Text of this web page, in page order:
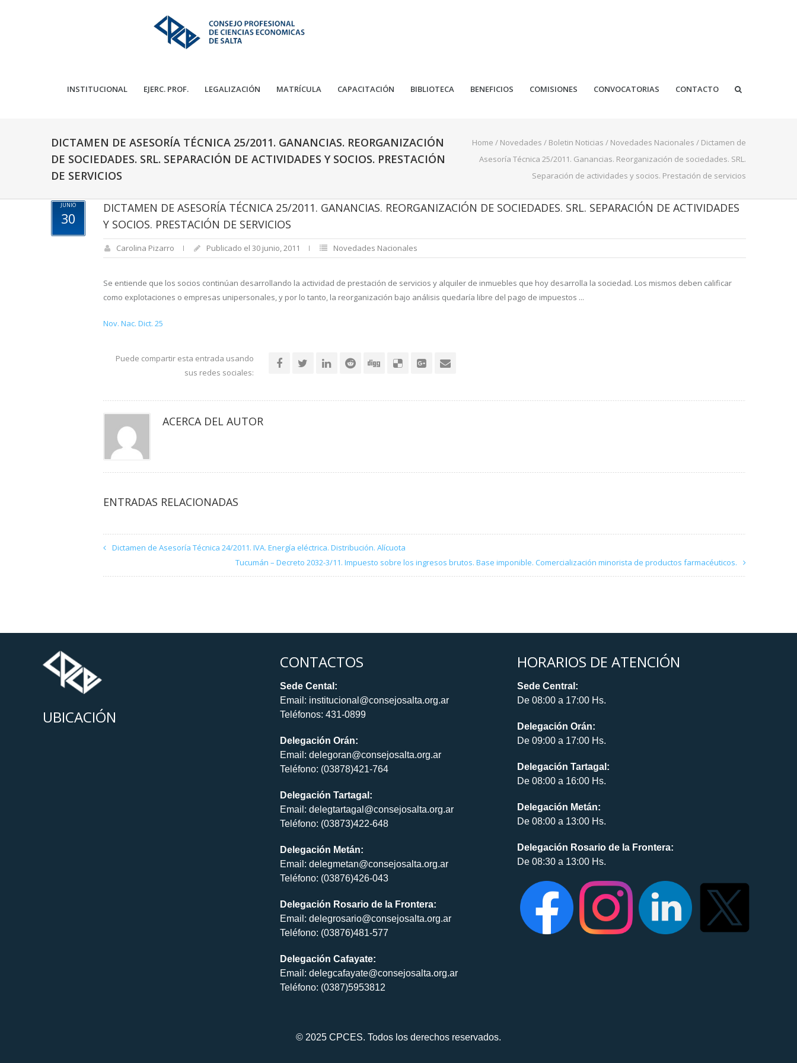
INSTITUCIONAL EJERC. PROF. LEGALIZACIÓN MATRÍCULA CAPACITACIÓN BIBLIOTECA BENEFICIOS COMISIONES CONVOCATORIAS CONTACTO
DICTAMEN DE ASESORÍA TÉCNICA 25/2011. GANANCIAS. REORGANIZACIÓN
DE SOCIEDADES. SRL. SEPARACIÓN DE ACTIVIDADES Y SOCIOS. PRESTACIÓN
DE SERVICIOS
Home / Novedades / Boletin Noticias / Novedades Nacionales / Dictamen de
Asesoría Técnica 25/2011. Ganancias. Reorganización de sociedades. SRL.
Separación de actividades y socios. Prestación de servicios
JUNIO
30
DICTAMEN DE ASESORÍA TÉCNICA 25/2011. GANANCIAS. REORGANIZACIÓN DE SOCIEDADES. SRL. SEPARACIÓN DE ACTIVIDADES
Y SOCIOS. PRESTACIÓN DE SERVICIOS
Carolina Pizarro Publicado el 30 junio, 2011 Novedades Nacionales
Se entiende que los socios continúan desarrollando la actividad de prestación de servicios y alquiler de inmuebles que hoy desarrolla la sociedad. Los mismos deben calificar
como explotaciones o empresas unipersonales, y por lo tanto, la reorganización bajo análisis quedaría libre del pago de impuestos ...
Nov. Nac. Dict. 25
Puede compartir esta entrada usando
sus redes sociales:
ACERCA DEL AUTOR
ENTRADAS RELACIONADAS
Dictamen de Asesoría Técnica 24/2011. IVA. Energía eléctrica. Distribución. Alícuota
Tucumán – Decreto 2032-3/11. Impuesto sobre los ingresos brutos. Base imponible. Comercialización minorista de productos farmacéuticos.
UBICACIÓN
CONTACTOS
Sede Cental:
Email: institucional@consejosalta.org.ar
Teléfonos: 431-0899
Delegación Orán:
Email: delegoran@consejosalta.org.ar
Teléfono: (03878)421-764
Delegación Tartagal:
Email: delegtartagal@consejosalta.org.ar
Teléfono: (03873)422-648
Delegación Metán:
Email: delegmetan@consejosalta.org.ar
Teléfono: (03876)426-043
Delegación Rosario de la Frontera:
Email: delegrosario@consejosalta.org.ar
Teléfono: (03876)481-577
Delegación Cafayate:
Email: delegcafayate@consejosalta.org.ar
Teléfono: (0387)5953812
HORARIOS DE ATENCIÓN
Sede Central:
De 08:00 a 17:00 Hs.
Delegación Orán:
De 09:00 a 17:00 Hs.
Delegación Tartagal:
De 08:00 a 16:00 Hs.
Delegación Metán:
De 08:00 a 13:00 Hs.
Delegación Rosario de la Frontera:
De 08:30 a 13:00 Hs.
© 2025 CPCES. Todos los derechos reservados.